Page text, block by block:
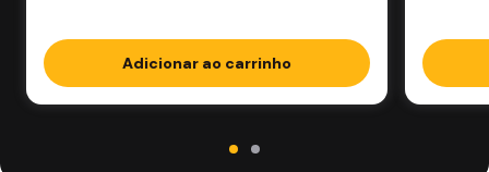
Adicionar ao carrinho